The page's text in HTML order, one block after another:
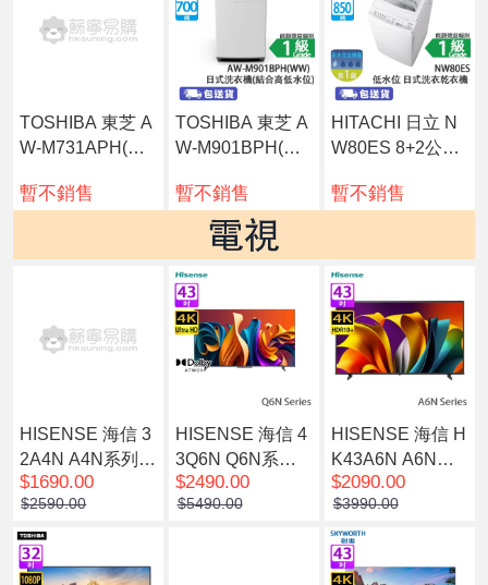
TOSHIBA 東芝 A
W-M731APH(W
結合高低水位 日
暫不銷售
TOSHIBA 東芝 A
W-M901BPH(W
結合高低水位 日
式洗衣機
暫不銷售
HITACHI 日立 N
W80ES 8+2公斤
式洗衣乾衣機
暫不銷售
HISENSE 海信 3
2A4N A4N系列 3
2 吋 FHD 智能電
視
$1690.00
$2590.00
HISENSE 海信 4
3Q6N Q6N系列 4
3 吋 QLED 4K 智
能電視
$2490.00
$5490.00
HISENSE 海信 H
K43A6N A6N系
列 43 吋 UHD 4K
智能電視
$2090.00
$3990.00